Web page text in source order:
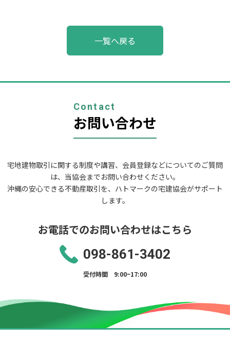
ー
一覧へ戻る
Contact
お問い合わせ
宅地建物取引に関する制度や講習、会員登録などについてのご質問
は、当協会までお問い合わせください。
沖縄の安心できる不動産取引を、ハトマークの宅建協会がサポート
します。
お電話でのお問い合わせはこちら
098-861-3402
受付時間 9:00~17:00